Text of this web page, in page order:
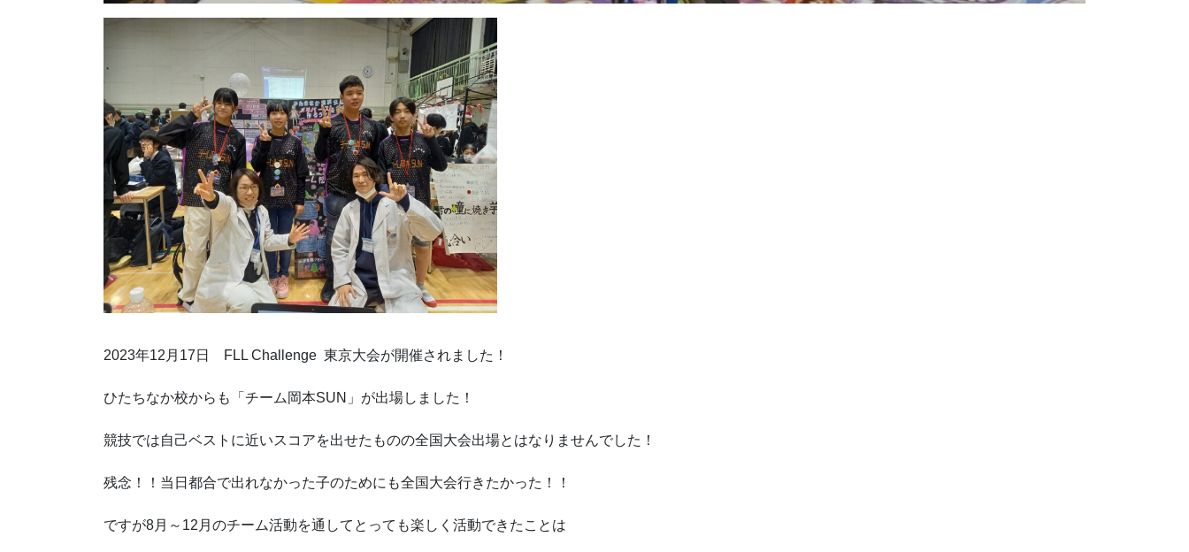
2023年12月17日 FLL Challenge 東京大会が開催されました！
ひたちなか校からも「チーム岡本SUN」が出場しました！
競技では自己ベストに近いスコアを出せたものの全国大会出場とはなりませんでした！
残念！！当日都合で出れなかった子のためにも全国大会行きたかった！！
ですが8月～12月のチーム活動を通してとっても楽しく活動できたことは